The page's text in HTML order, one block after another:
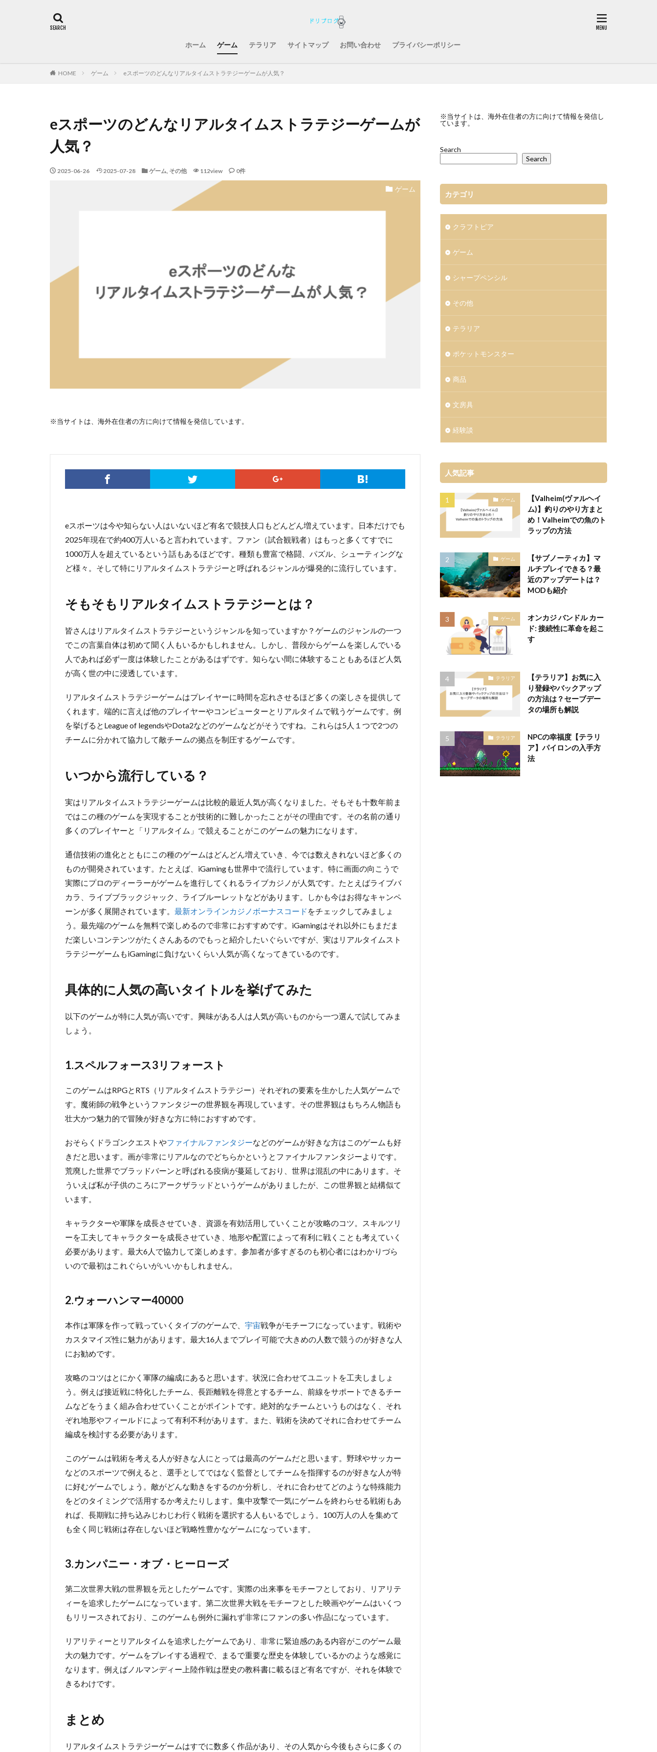
ホーム ゲーム テラリア サイトマップ お問い合わせ プライバシーポリシー
HOME ゲーム eスポーツのどんなリアルタイムストラテジーゲームが人気？
eスポーツのどんなリアルタイムストラテジーゲームが
人気？
2025-06-26 2025-07-28 ゲーム, その他 112view 0件
ゲーム
※当サイトは、海外在住者の方に向けて情報を発信しています。
eスポーツは今や知らない人はいないほど有名で競技人口もどんどん増えています。日本だけでも
2025年現在で約400万人いると言われています。ファン（試合観戦者）はもっと多くてすでに
1000万人を超えているという話もあるほどです。種類も豊富で格闘、パズル、シューティングな
ど様々。そして特にリアルタイムストラテジーと呼ばれるジャンルが爆発的に流行しています。
そもそもリアルタイムストラテジーとは？
皆さんはリアルタイムストラテジーというジャンルを知っていますか？ゲームのジャンルの一つ
でこの言葉自体は初めて聞く人もいるかもしれません。しかし、普段からゲームを楽しんでいる
人であれば必ず一度は体験したことがあるはずです。知らない間に体験することもあるほど人気
が高く世の中に浸透しています。
リアルタイムストラテジーゲームはプレイヤーに時間を忘れさせるほど多くの楽しさを提供して
くれます。端的に言えば他のプレイヤーやコンピューターとリアルタイムで戦うゲームです。例
を挙げるとLeague of legendsやDota2などのゲームなどがそうですね。これらは5人１つで2つの
チームに分かれて協力して敵チームの拠点を制圧するゲームです。
いつから流行している？
実はリアルタイムストラテジーゲームは比較的最近人気が高くなりました。そもそも十数年前ま
ではこの種のゲームを実現することが技術的に難しかったことがその理由です。その名前の通り
多くのプレイヤーと「リアルタイム」で競えることがこのゲームの魅力になります。
通信技術の進化とともにこの種のゲームはどんどん増えていき、今では数えきれないほど多くの
ものが開発されています。たとえば、iGamingも世界中で流行しています。特に画面の向こうで
実際にプロのディーラーがゲームを進行してくれるライブカジノが人気です。たとえばライブバ
カラ、ライブブラックジャック、ライブルーレットなどがあります。しかも今はお得なキャンペ
ーンが多く展開されています。 最新オンラインカジノボーナスコード をチェックしてみましょ
う。最先端のゲームを無料で楽しめるので非常におすすめです。iGamingはそれ以外にもまだま
だ楽しいコンテンツがたくさんあるのでもっと紹介したいぐらいですが、実はリアルタイムスト
ラテジーゲームもiGamingに負けないくらい人気が高くなってきているのです。
具体的に人気の高いタイトルを挙げてみた
以下のゲームが特に人気が高いです。興味がある人は人気が高いものから一つ選んで試してみま
しょう。
1.スペルフォース3リフォースト
このゲームはRPGとRTS（リアルタイムストラテジー）それぞれの要素を生かした人気ゲームで
す。魔術師の戦争というファンタジーの世界観を再現しています。その世界観はもちろん物語も
壮大かつ魅力的で冒険が好きな方に特におすすめです。
おそらくドラゴンクエストやファイナルファンタジーなどのゲームが好きな方はこのゲームも好
きだと思います。画が非常にリアルなのでどちらかというとファイナルファンタジーよりです。
荒廃した世界でブラッドバーンと呼ばれる疫病が蔓延しており、世界は混乱の中にあります。そ
ういえば私が子供のころにアークザラッドというゲームがありましたが、この世界観と結構似て
います。
キャラクターや軍隊を成長させていき、資源を有効活用していくことが攻略のコツ。スキルツリ
ーを工夫してキャラクターを成長させていき、地形や配置によって有利に戦くことも考えていく
必要があります。最大6人で協力して楽しめます。参加者が多すぎるのも初心者にはわかりづら
いので最初はこれぐらいがいいかもしれません。
2.ウォーハンマー40000
本作は軍隊を作って戦っていくタイプのゲームで、 宇宙戦争がモチーフになっています。戦術や
カスタマイズ性に魅力があります。最大16人までプレイ可能で大きめの人数で競うのが好きな人
にお勧めです。
攻略のコツはとにかく軍隊の編成にあると思います。状況に合わせてユニットを工夫しましょ
う。例えば接近戦に特化したチーム、長距離戦を得意とするチーム、前線をサポートできるチー
ムなどをうまく組み合わせていくことがポイントです。絶対的なチームというものはなく、それ
ぞれ地形やフィールドによって有利不利があります。また、戦術を決めてそれに合わせてチーム
編成を検討する必要があります。
このゲームは戦術を考える人が好きな人にとっては最高のゲームだと思います。野球やサッカー
などのスポーツで例えると、選手としてではなく監督としてチームを指揮するのが好きな人が特
に好むゲームでしょう。敵がどんな動きをするのか分析し、それに合わせてどのような特殊能力
をどのタイミングで活用するか考えたりします。集中攻撃で一気にゲームを終わらせる戦術もあ
れば、長期戦に持ち込みじわじわ行く戦術を選択する人もいるでしょう。100万人の人を集めて
も全く同じ戦術は存在しないほど戦略性豊かなゲームになっています。
3.カンパニー・オブ・ヒーローズ
第二次世界大戦の世界観を元としたゲームです。実際の出来事をモチーフとしており、リアリテ
ィーを追求したゲームになっています。第二次世界大戦をモチーフとした映画やゲームはいくつ
もリリースされており、このゲームも例外に漏れず非常にファンの多い作品になっています。
リアリティーとリアルタイムを追求したゲームであり、非常に緊迫感のある内容がこのゲーム最
大の魅力です。ゲームをプレイする過程で、まるで重要な歴史を体験しているかのような感覚に
なります。例えばノルマンディー上陸作戦は歴史の教科書に載るほど有名ですが、それを体験で
きるわけです。
まとめ
リアルタイムストラテジーゲームはすでに数多く作品があり、その人気から今後もさらに多くの
※当サイトは、海外在住者の方に向けて情報を発信し
ています。
Search
Search
カテゴリ
クラフトピア
ゲーム
シャープペンシル
その他
テラリア
ポケットモンスター
商品
文房具
経験談
人気記事
ゲーム
【Valheim(ヴァルヘイ
ム)】釣りのやり方まと
め！Valheimでの魚のト
ラップの方法
ゲーム
【サブノーティカ】マ
ルチプレイできる？最
近のアップデートは？
MODも紹介
ゲーム
オンカジ バンドル カー
ド: 接続性に革命を起こ
す
テラリア
【テラリア】お気に入
り登録やバックアップ
の方法は？セーブデー
タの場所も解説
テラリア
NPCの幸福度【テラリ
ア】パイロンの入手方
法